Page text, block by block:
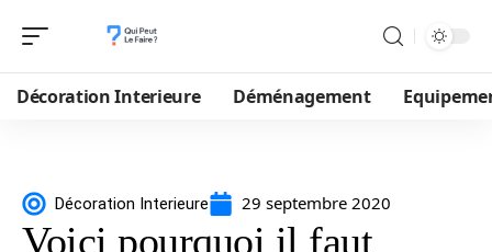
Décoration Interieure Déménagement
Décoration Interieure 29 septembre 2020
Voici pourquoi il faut